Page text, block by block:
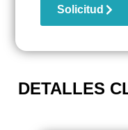
Solicitud
DETALLES